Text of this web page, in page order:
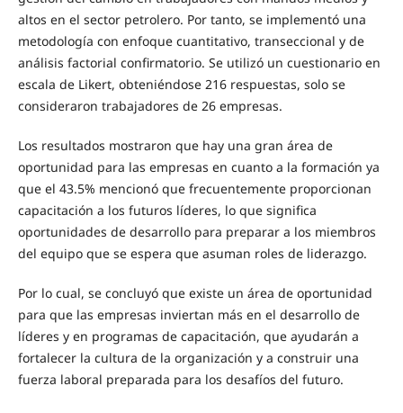
altos en el sector petrolero. Por tanto, se implementó una
metodología con enfoque cuantitativo, transeccional y de
análisis factorial confirmatorio. Se utilizó un cuestionario en
escala de Likert, obteniéndose 216 respuestas, solo se
consideraron trabajadores de 26 empresas.
Los resultados mostraron que hay una gran área de
oportunidad para las empresas en cuanto a la formación ya
que el 43.5% mencionó que frecuentemente proporcionan
capacitación a los futuros líderes, lo que significa
oportunidades de desarrollo para preparar a los miembros
del equipo que se espera que asuman roles de liderazgo.
Por lo cual, se concluyó que existe un área de oportunidad
para que las empresas inviertan más en el desarrollo de
líderes y en programas de capacitación, que ayudarán a
fortalecer la cultura de la organización y a construir una
fuerza laboral preparada para los desafíos del futuro.